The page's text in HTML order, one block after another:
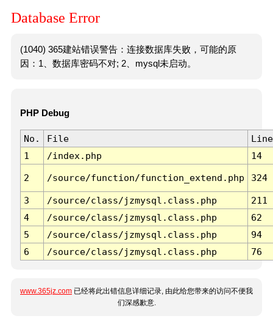
Database Error
(1040) 365建站错误警告：连接数据库失败，可能的原
因：1、数据库密码不对; 2、mysql未启动。
PHP Debug
No. File
Line
1
/index.php 14
2 /source/function/function_extend.php 324
3 /source/class/jzmysql.class.php
211
4
/source/class/jzmysql.class.php
62
5
/source/class/jzmysql.class.php
94
6
/source/class/jzmysql.class.php 76
www.365jz.com 已经将此出错信息详细记录, 由此给您带来的访问不便我
们深感歉意.